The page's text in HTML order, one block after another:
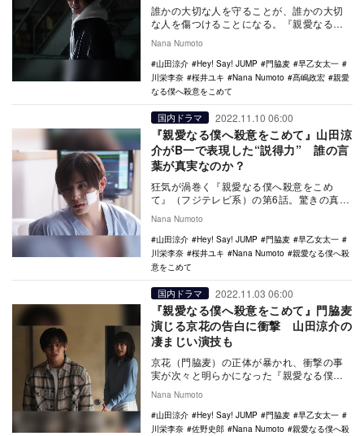
誰かの大切な人を守ることが、誰かの大切
な人を傷つけることになる。『親愛なる僕
では、怒涛の…
Nana Numoto
山田涼介
Hey! Say! JUMP 門脇麦
早乙女太一
川栄李奈
桜井ユキ Nana Numoto 髙嶋政宏
親愛
なる僕へ殺意をこめて
国内ドラマ 2022.11.10 06:00
『親愛なる僕へ殺意をこめて』山田涼
介がB一で表現した“説得力” 誰の言
葉が真実なのか？
狂気が渦巻く『親愛なる僕へ殺意をこめ
て』（フジテレビ系）の第6話。驚きの真実
のかという疑念…
Nana Numoto
山田涼介
Hey! Say! JUMP 門脇麦
早乙女太一
川栄李奈
桜井ユキ Nana Numoto
親愛なる僕へ殺
意をこめて
国内ドラマ 2022.11.03 06:00
『親愛なる僕へ殺意をこめて』門脇麦
演じる京花の告白に衝撃 山田涼介の
凄まじい演技も
京花（門脇麦）の正体が暴かれ、衝撃の事
実が次々と明らかになった『親愛なる僕へ
畑葉子（浅川…
Nana Numoto
山田涼介
Hey! Say! JUMP 門脇麦
早乙女太一
川栄李奈
佐野史郎 Nana Numoto
親愛なる僕へ殺